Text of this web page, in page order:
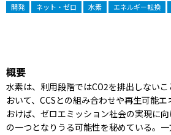
開発 ネット・ゼロ 水素 エネルギー転換
概要
水素は、利用段階ではCO2を排出しない
おいて、CCSとの組み合わせや再生可能
おけば、ゼロエミッション社会の実現に
の一つとなりうる可能性を秘めている。